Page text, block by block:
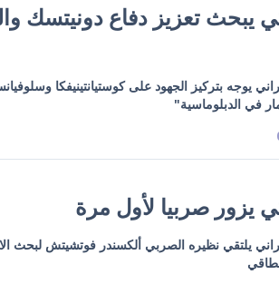
يبحث تعزيز دفاع دونيتسك
يوجه بتركيز الجهود على كوستيانتينيفكا
في الدبلوماسية"
يزور صربيا لأول مرة
يلتقي نظيره الصربي ألكسندر فوتشيتش لبحث